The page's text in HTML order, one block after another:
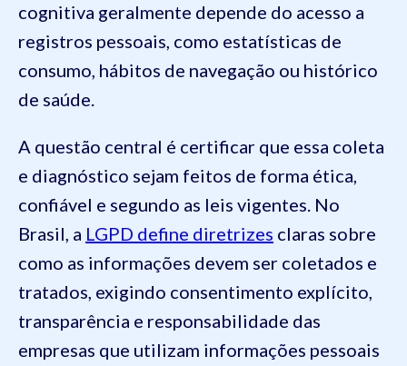
cognitiva geralmente depende do acesso a
registros pessoais, como estatísticas de
consumo, hábitos de navegação ou histórico
de saúde.
A questão central é certificar que essa coleta
e diagnóstico sejam feitos de forma ética,
confiável e segundo as leis vigentes. No
Brasil, a LGPD define diretrizes claras sobre
como as informações devem ser coletados e
tratados, exigindo consentimento explícito,
transparência e responsabilidade das
empresas que utilizam informações pessoais